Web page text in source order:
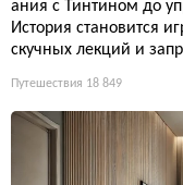
ания с Тинтином до
История становится
скучных лекций и
Путешествия 18 849